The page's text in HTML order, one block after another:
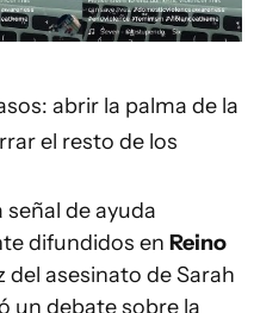
abrir la palma de la
el resto de los
de ayuda
difundidos en Reino
del asesinato de Sarah
un debate sobre la